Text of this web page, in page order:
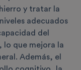
y tratar la
adecuados
del
lo que mejora la
Además, el